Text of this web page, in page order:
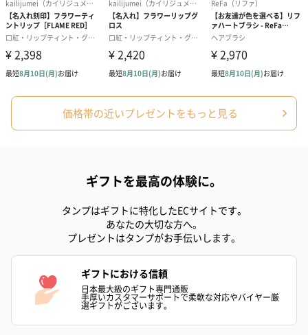
商品オプション情報
お届けボックスオプション
配送用のダンボールを装飾いたします。お相手のご住所に直接お
送りする際に人気のオプションです。お相手に直接手渡しする場
ダンボール装飾（ひま
わり）（720円）
ダンボール装飾（チュ
ーリップ）（720円）
イトピンク×
価格帯の近いプレゼントをもっと見る
ギフトを最高の体験に。
タンプはギフトに特化したECサイトです。
あなたの大切な方へ。
プレゼントはタンプがお手伝いします。
ギフトにおける信頼
日本最大級のギフト専門通販
手厚いカスタマーサポートで柔軟な対応やバイヤー厳
選ギフトがございます。